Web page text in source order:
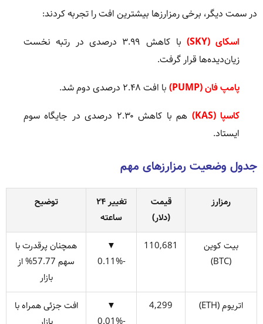
در سمت دیگر، برخی رمزارزها بیشترین افت را تجربه کردند:
اسکای (SKY)
با کاهش ۳.۹۹ درصدی در رتبه نخست
زیان‌دیده‌ها قرار گرفت.
پامپ فان (PUMP)
با افت ۲.۴۸ درصدی دوم شد.
کاسپا (KAS)
هم با کاهش ۲.۳۰ درصدی در جایگاه سوم
ایستاد.
جدول وضعیت رمزارزهای مهم
رمزارز
قیمت
(دلار)
تغییر ۲۴
ساعته
توضیح
بیت کوین
(BTC)
110,681
▼
-0.11%
همچنان پرقدرت با
سهم 57.77% از
بازار
اتریوم (ETH)
4,299
▼
افت جزئی همراه با